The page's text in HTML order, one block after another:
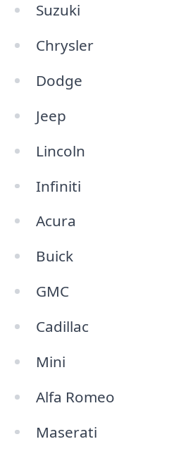
Suzuki
Chrysler
Dodge
Jeep
Lincoln
Infiniti
Acura
Buick
GMC
Cadillac
Mini
Alfa Romeo
Maserati